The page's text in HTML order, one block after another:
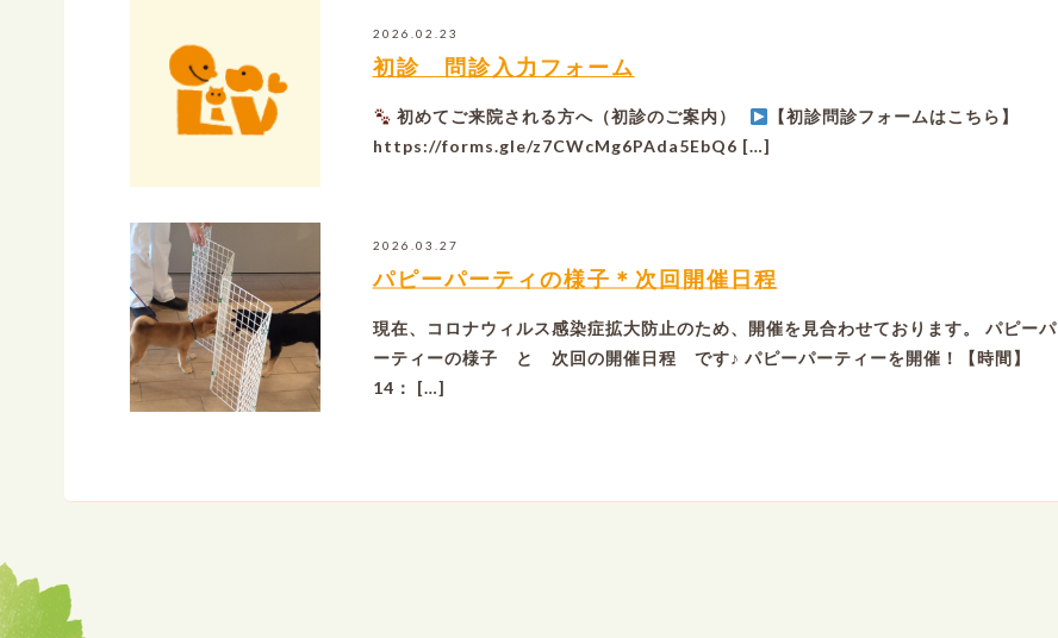
2026.02.23
初診 問診入力フォーム
初めてご来院される方へ（初診のご案内）
【初診問診フォームはこちら】
https://forms.gle/z7CWcMg6PAda5EbQ6 […]
2026.03.27
パピーパーティの様子＊次回開催日程
現在、コロナウィルス感染症拡大防止のため、開催を見合わせております。 パピーパ
ーティーの様子 と 次回の開催日程 です♪ パピーパーティーを開催！【時間】
14： […]